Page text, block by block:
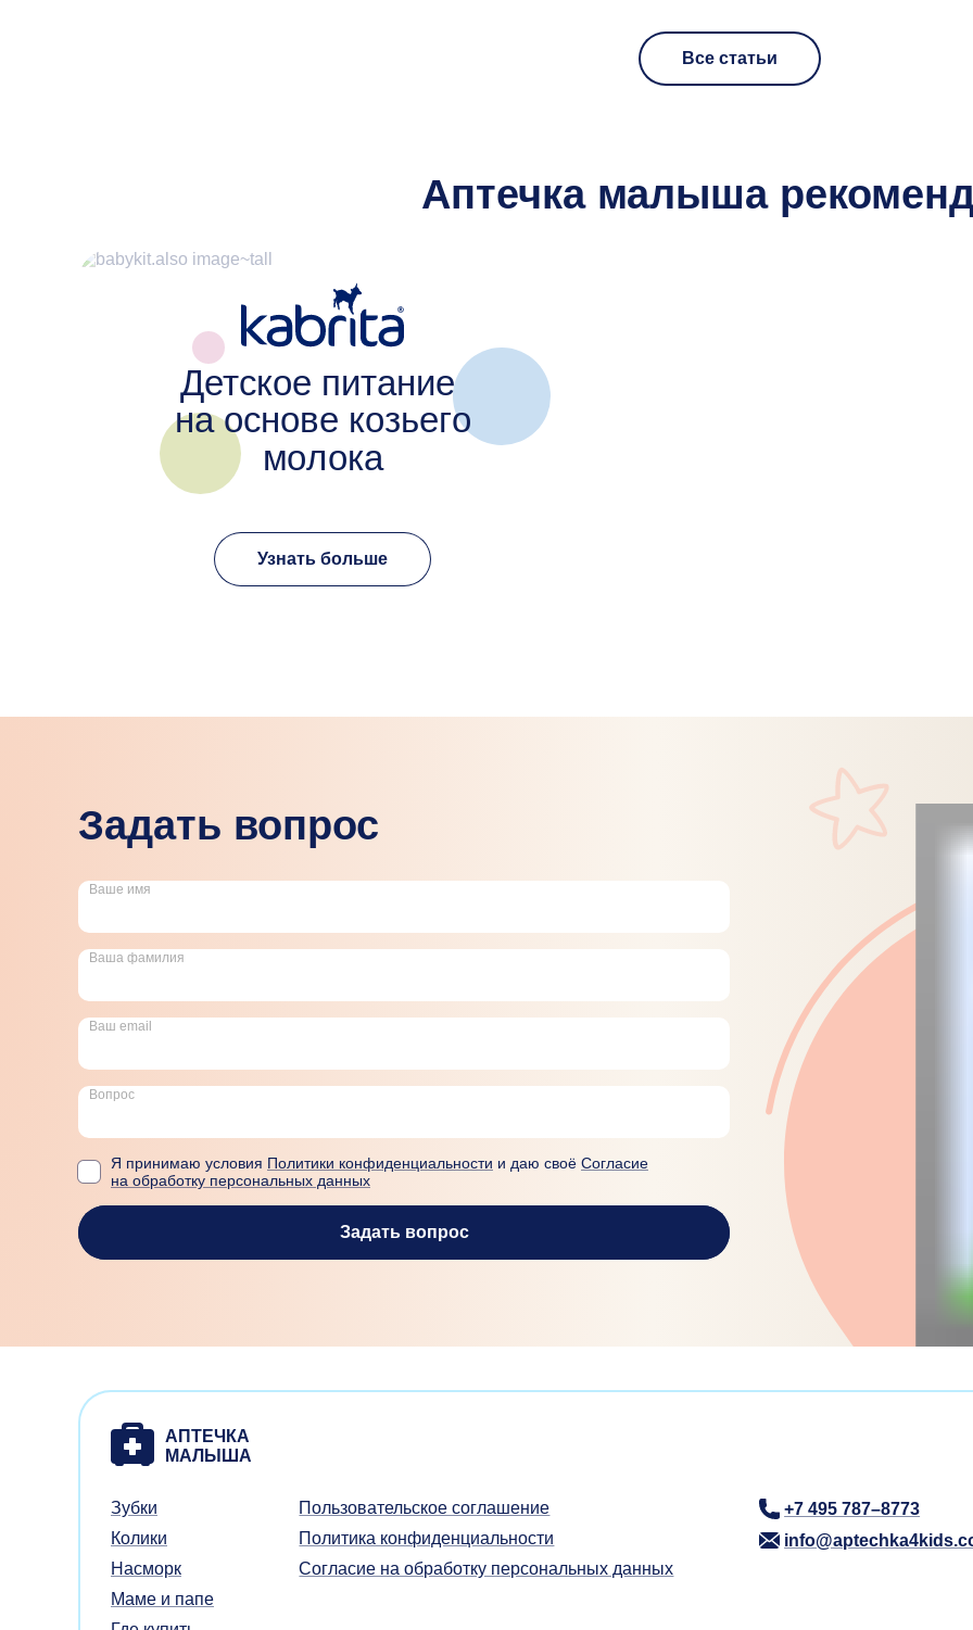
Все статьи
Аптечка малыша
Детское питание
на основе козьего
молока
Узнать больше
Задать вопрос
Ваше имя
Ваша фамилия
Ваш email
Вопрос
Я принимаю условия Политики конфиденциальности и даю своё Согласие
на обработку персональных данных
Задать вопрос
Зубки
Колики
Насморк
Маме и папе
Пользовательское соглашение
Политика конфиденциальности
Согласие на обработку персональных данных
+7 495 787–8773